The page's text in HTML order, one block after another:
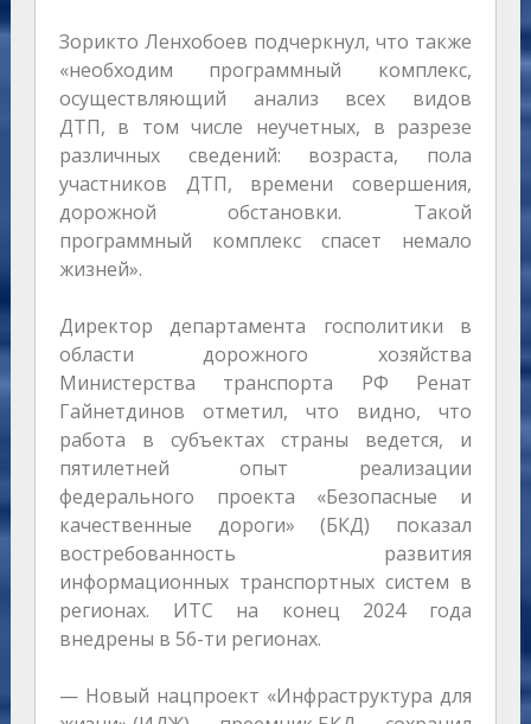
Зорикто Ленхобоев подчеркнул, что также
«необходим программный комплекс,
осуществляющий анализ всех видов
ДТП, в том числе неучетных, в разрезе
различных сведений: возраста, пола
участников ДТП, времени совершения,
дорожной обстановки. Такой
программный комплекс спасет немало
жизней».
Директор департамента госполитики в
области дорожного хозяйства
Министерства транспорта РФ Ренат
Гайнетдинов отметил, что видно, что
работа в субъектах страны ведется, и
пятилетней опыт реализации
федерального проекта «Безопасные и
качественные дороги» (БКД) показал
востребованность развития
информационных транспортных систем в
регионах. ИТС на конец 2024 года
внедрены в 56-ти регионах.
— Новый нацпроект «Инфраструктура для